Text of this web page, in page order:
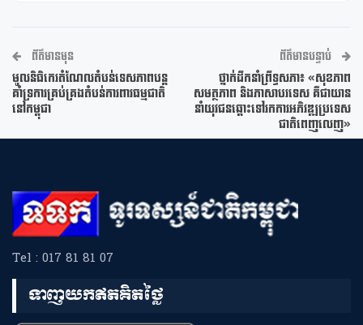
ព័ត៌មានមុន
មូលនិធិកេរតំណែលតំបន់ទេសភាពបន្ត
គាំទ្រការគ្រប់គ្រងតំបន់ការពារធម្មជាតិ
នៅកម្ពុជា
ព័ត៌មានបន្ទាប់
ថ្នាក់ដឹកនាំព្រឹទ្ធសភា៖ «សុខភាព
សមត្ថភាព និងភាសាបរទេស គឺជាយាន
នាំយុវជនឆ្ពោះទៅរកការអភិវឌ្ឍប្រទេស
ជាតិពេញលេញ»
Tel : 017 81 81 07
ទាញយកឥតគិតថ្លៃ